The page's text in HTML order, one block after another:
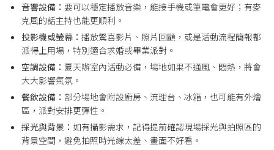
音響設備： 要可以穩定播放音樂，能接手機或筆電會更好；有麥
克風的話主持也能更順利。
投影機或螢幕： 播放驚喜影片、照片回顧，或是活動流程簡報都
派得上用場，特別適合求婚或畢業派對。
空調設備： 夏天辦室內活動必備，場地如果不通風、悶熱，將會
大大影響氣氛。
餐飲設備： 部分場地會附設廚房、流理台、冰箱，也可能有外燴
區，派對安排更彈性。
採光與背景： 如有攝影需求，記得提前確認現場採光與拍照區的
背景空間，避免拍照時光線太差、畫面不好看。